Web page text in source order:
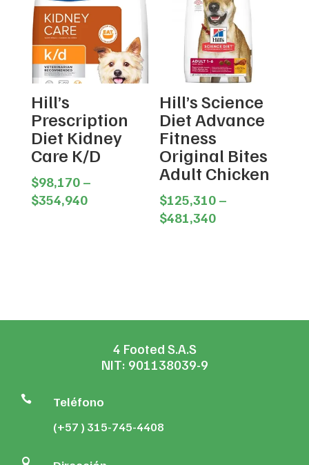
Hill’s
Prescription
Diet Kidney
Care K/D
$98,170 –
$354,940Price
Hill’s Science
Diet Advance
Fitness
Original Bites
Adult Chicken
$125,310 –
$481,340Price
4 Footed S.A.S
NIT: 901138039-9
 Teléfono
(+57 ) 315-745-4408
